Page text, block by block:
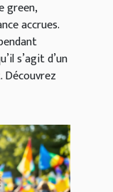
green,
accrues.
s’agit d’un
Découvrez